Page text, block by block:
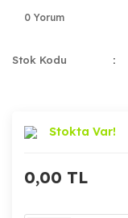
0 Yorum
Stok Kodu
Stokta Var!
0,00 TL